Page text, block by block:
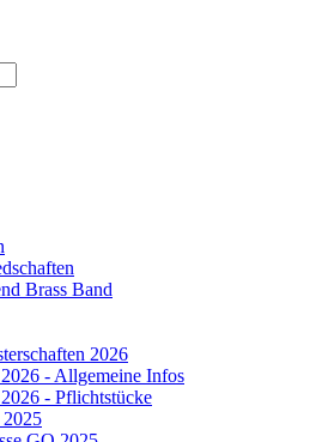
Brass Band
2026
- Allgemeine Infos
- Pflichtstücke
2025